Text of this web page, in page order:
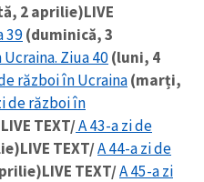
2 aprilie)LIVE
39(duminică, 3
Ziua 40(luni, 4
război în Ucraina(marți,
de război în
LIVE TEXT/A 43-a zi de
LIVE TEXT/A 44-a zi de
LIVE TEXT/A 45-a zi